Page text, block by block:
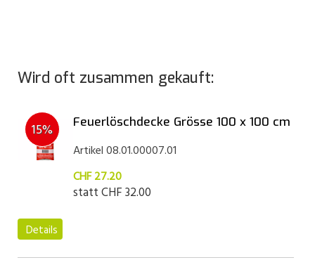
Wird oft zusammen gekauft:
Feuerlöschdecke Grösse 100 x 100 cm
Artikel 08.01.00007.01
CHF 27.20
stattCHF 32.00
15%
Details